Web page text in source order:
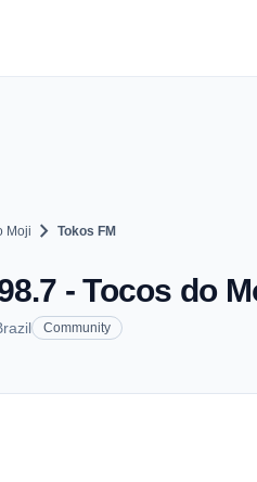
Moji chevron_right Tokos FM
- Tocos do
Community